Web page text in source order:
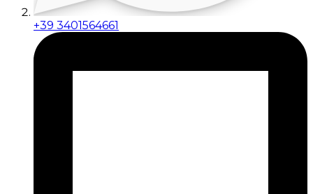
+39 3401564661